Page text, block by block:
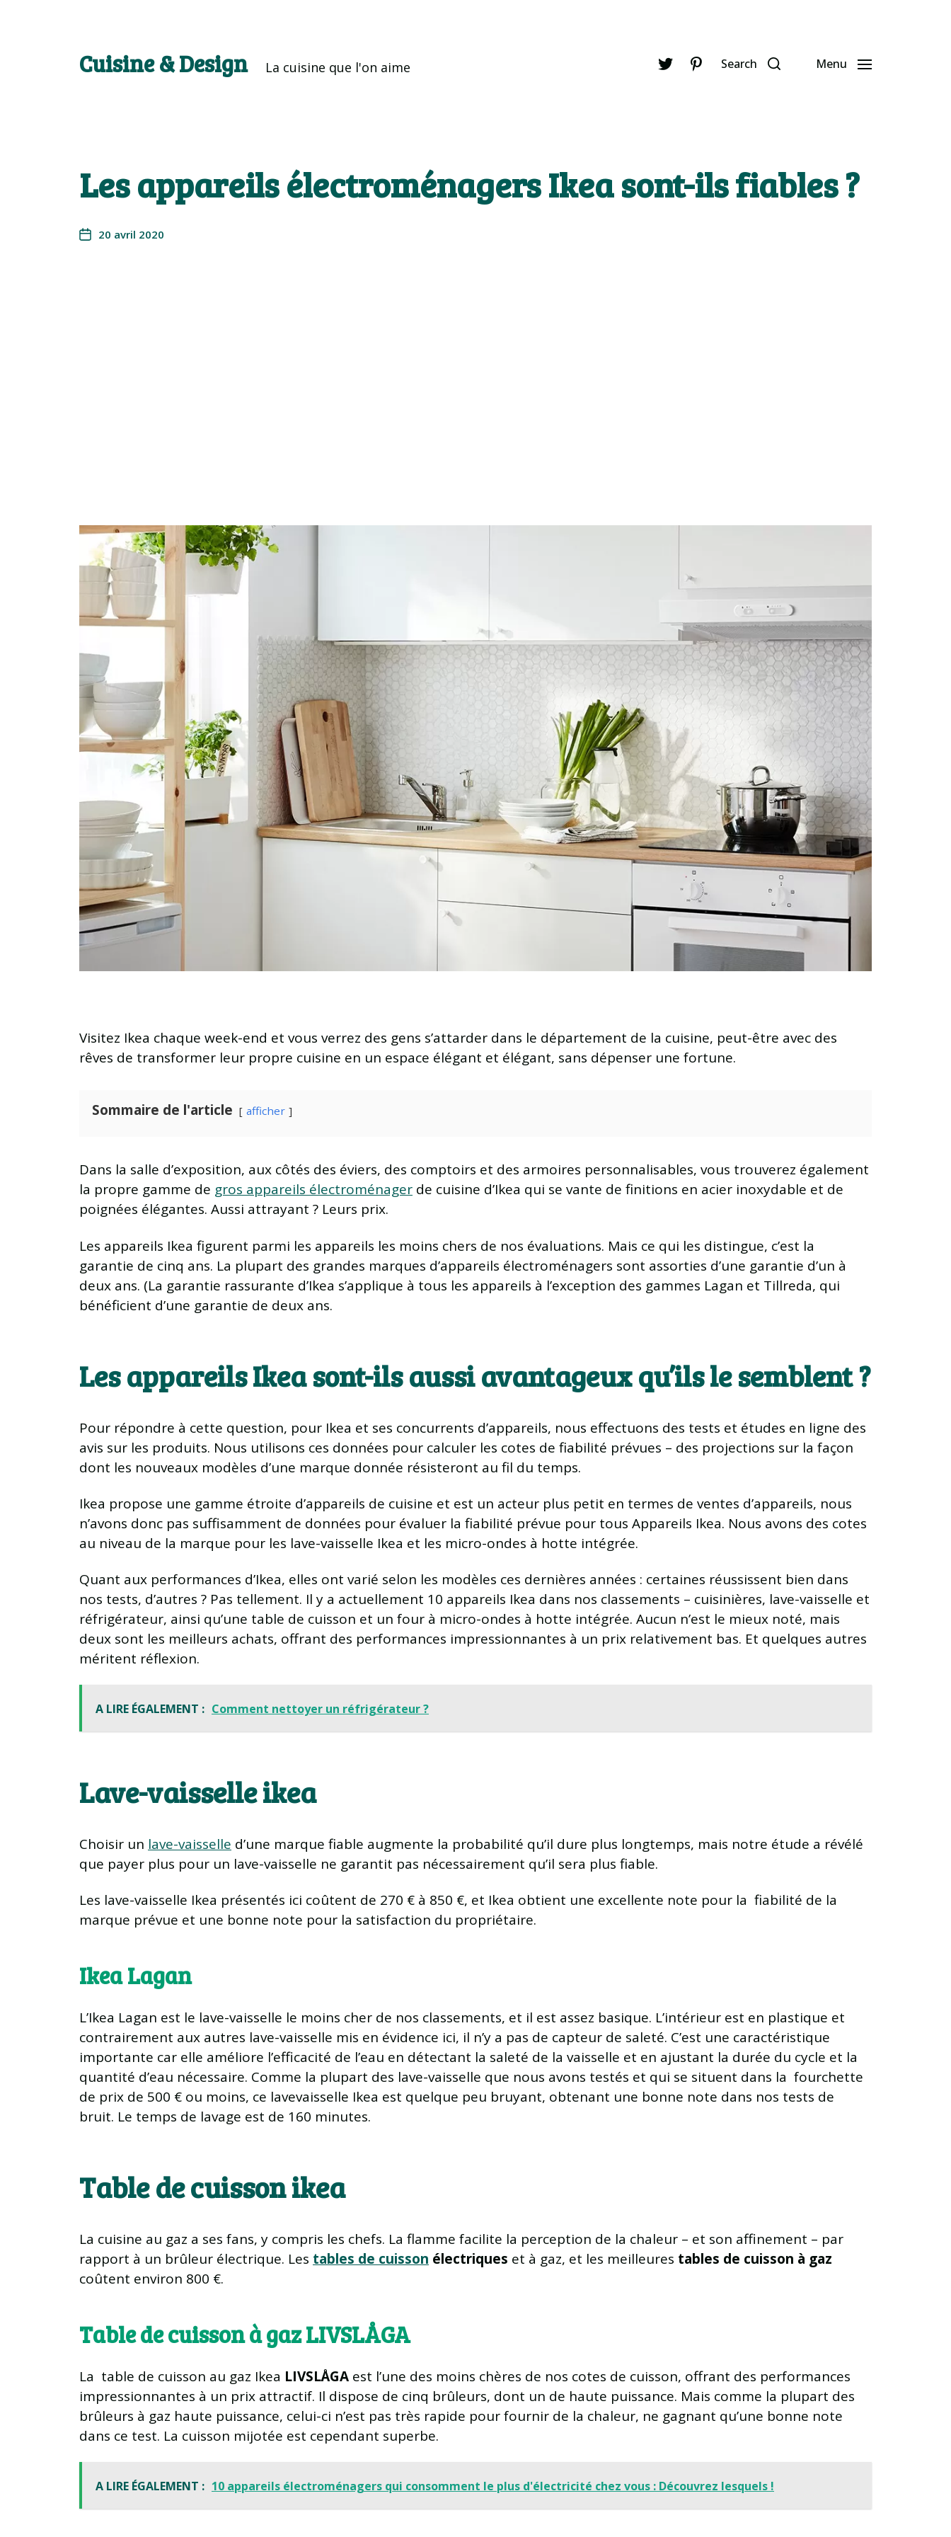
Cuisine & Design La cuisine que l'on aime Search Menu
Les appareils électroménagers Ikea sont-ils fiables ?
20 avril 2020
Visitez Ikea chaque week-end et vous verrez des gens s’attarder dans le département de la cuisine, peut-être avec des
rêves de transformer leur propre cuisine en un espace élégant et élégant, sans dépenser une fortune.
Sommaire de l'article afficher
Dans la salle d’exposition, aux côtés des éviers, des comptoirs et des armoires personnalisables, vous trouverez également
la propre gamme de gros appareils électroménager de cuisine d’Ikea ​​qui se vante de finitions en acier inoxydable et de
poignées élégantes. Aussi attrayant ? Leurs prix.
Les appareils Ikea figurent parmi les appareils les moins chers de nos évaluations. Mais ce qui les distingue, c’est la
garantie de cinq ans. La plupart des grandes marques d’appareils électroménagers sont assorties d’une garantie d’un à
deux ans. (La garantie rassurante d’Ikea ​​s’applique à tous les appareils à l’exception des gammes Lagan et Tillreda, qui
bénéficient d’une garantie de deux ans.
Les appareils Ikea sont-ils aussi avantageux qu’ils le semblent ?
Pour répondre à cette question, pour Ikea et ses concurrents d’appareils, nous effectuons des tests et études en ligne des
avis sur les produits. Nous utilisons ces données pour calculer les cotes de fiabilité prévues – des projections sur la façon
dont les nouveaux modèles d’une marque donnée résisteront au fil du temps.
Ikea propose une gamme étroite d’appareils de cuisine et est un acteur plus petit en termes de ventes d’appareils, nous
n’avons donc pas suffisamment de données pour évaluer la fiabilité prévue pour tous Appareils Ikea. Nous avons des cotes
au niveau de la marque pour les lave-vaisselle Ikea et les micro-ondes à hotte intégrée.
Quant aux performances d’Ikea, elles ont varié selon les modèles ces dernières années : certaines réussissent bien dans
nos tests, d’autres ? Pas tellement. Il y a actuellement 10 appareils Ikea dans nos classements – cuisinières, lave-vaisselle et
réfrigérateur, ainsi qu’une table de cuisson et un four à micro-ondes à hotte intégrée. Aucun n’est le mieux noté, mais
deux sont les meilleurs achats, offrant des performances impressionnantes à un prix relativement bas. Et quelques autres
méritent réflexion.
A LIRE ÉGALEMENT : Comment nettoyer un réfrigérateur ?
Lave-vaisselle ikea
Choisir un lave-vaisselle d’une marque fiable augmente la probabilité qu’il dure plus longtemps, mais notre étude a révélé
que payer plus pour un lave-vaisselle ne garantit pas nécessairement qu’il sera plus fiable.
Les lave-vaisselle Ikea présentés ici coûtent de 270 € à 850 €, et Ikea obtient une excellente note pour la fiabilité de la
marque prévue et une bonne note pour la satisfaction du propriétaire.
Ikea Lagan
L’Ikea Lagan est le lave-vaisselle le moins cher de nos classements, et il est assez basique. L’intérieur est en plastique et
contrairement aux autres lave-vaisselle mis en évidence ici, il n’y a pas de capteur de saleté. C’est une caractéristique
importante car elle améliore l’efficacité de l’eau en détectant la saleté de la vaisselle et en ajustant la durée du cycle et la
quantité d’eau nécessaire. Comme la plupart des lave-vaisselle que nous avons testés et qui se situent dans la fourchette
de prix de 500 € ou moins, ce lavevaisselle Ikea est quelque peu bruyant, obtenant une bonne note dans nos tests de
bruit. Le temps de lavage est de 160 minutes.
Table de cuisson ikea
La cuisine au gaz a ses fans, y compris les chefs. La flamme facilite la perception de la chaleur – et son affinement – par
rapport à un brûleur électrique. Les tables de cuisson électriques et à gaz, et les meilleures tables de cuisson à gaz
coûtent environ 800 €.
Table de cuisson à gazLIVSLÅGA
La table de cuisson au gaz Ikea LIVSLÅGA est l’une des moins chères de nos cotes de cuisson, offrant des performances
impressionnantes à un prix attractif. Il dispose de cinq brûleurs, dont un de haute puissance. Mais comme la plupart des
brûleurs à gaz haute puissance, celui-ci n’est pas très rapide pour fournir de la chaleur, ne gagnant qu’une bonne note
dans ce test. La cuisson mijotée est cependant superbe.
A LIRE ÉGALEMENT : 10 appareils électroménagers qui consomment le plus d'électricité chez vous : Découvrez lesquels !